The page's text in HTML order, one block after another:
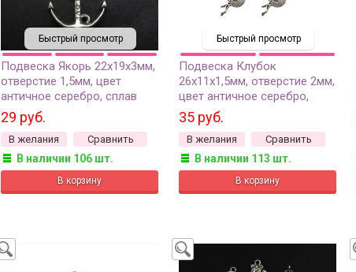
Быстрый просмотр
Подвеска Якорь 22х19х3мм,
отверстие 1,5мм, цвет
античное серебро, сплав
металлов, 22-069, 2шт
29 руб.
В желания Сравнить
В наличии 106 шт.
Быстрый просмотр
Подвеска Клубок
26х11х1,5мм, отверстие 2мм,
цвет античное серебро,
сплав металлов, 22-260, 2шт
35 руб.
В желания Сравнить
В наличии 113 шт.